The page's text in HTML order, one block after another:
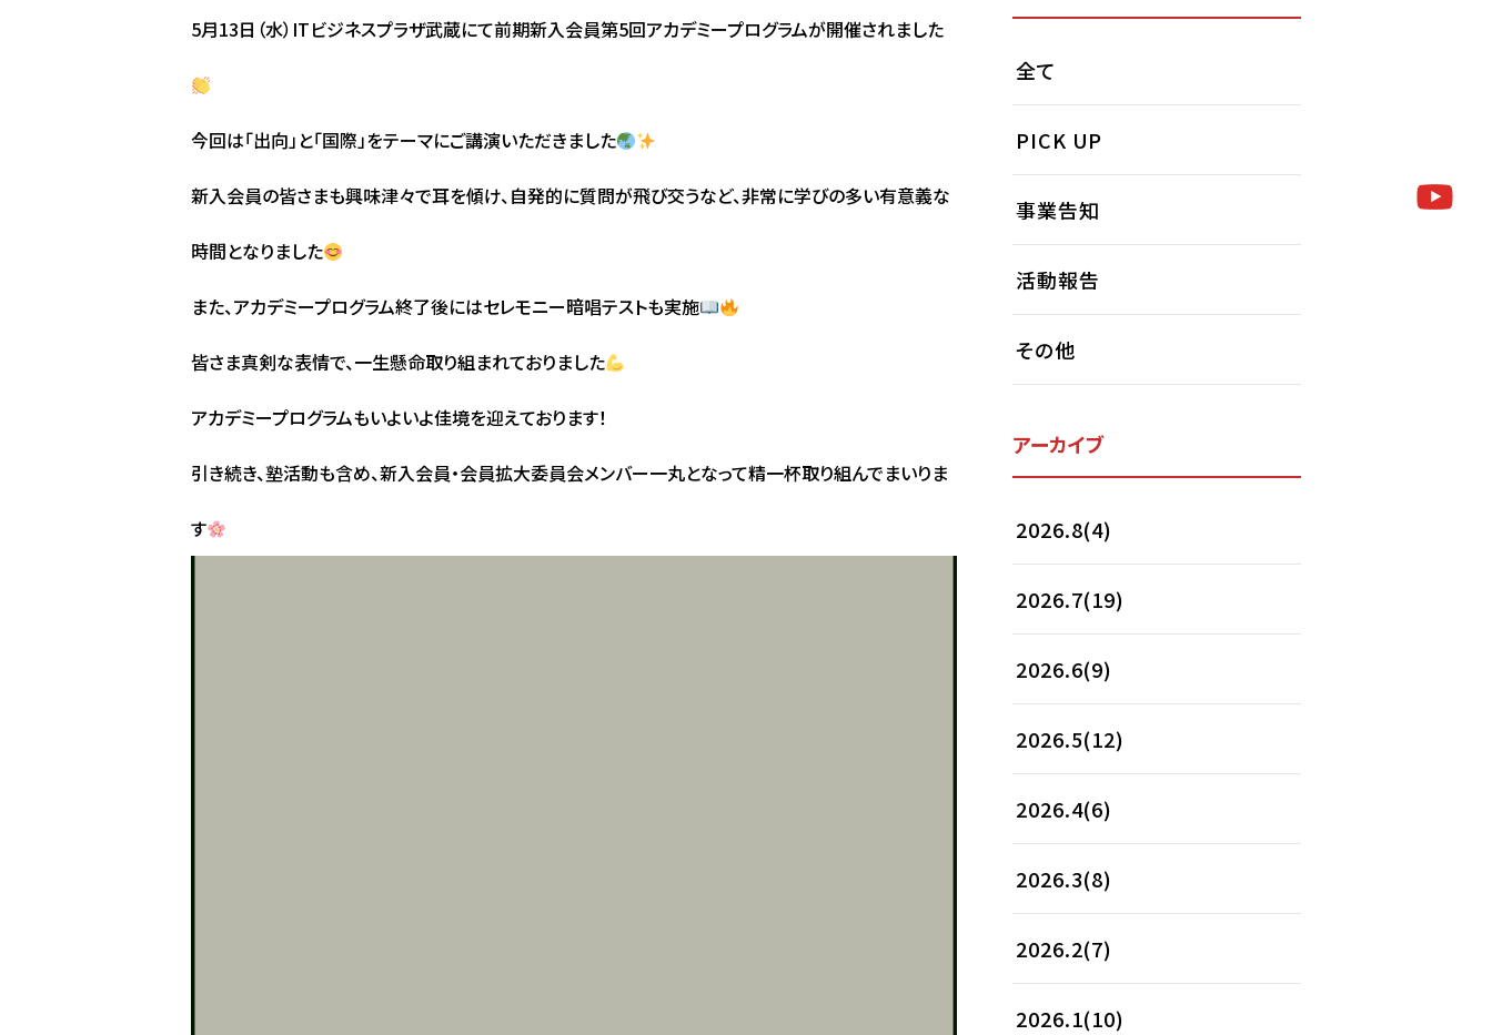
5月13日（水）ITビジネスプラザ武蔵にて前期新入会員第5回アカデミープログラムが開催されました
今回は「出向」と「国際」をテーマにご講演いただきました
新入会員の皆さまも興味津々で耳を傾け、自発的に質問が飛び交うなど、非常に学びの多い有意義な
時間となりました
また、アカデミープログラム終了後にはセレモニー暗唱テストも実施
皆さま真剣な表情で、一生懸命取り組まれておりました
アカデミープログラムもいよいよ佳境を迎えております！
引き続き、塾活動も含め、新入会員・会員拡大委員会メンバー一丸となって精一杯取り組んでまいりま
す
全て
PICK UP
事業告知
活動報告
その他
アーカイブ
2026.8(4)
2026.7(19)
2026.6(9)
2026.5(12)
2026.4(6)
2026.3(8)
2026.2(7)
2026.1(10)